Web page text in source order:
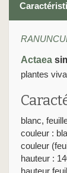
Actaea
plantes
blanc,
couleur :
couleur
hauteur :